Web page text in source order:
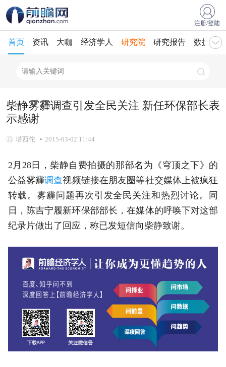
注册/登陆
首页 资讯 大咖 经济学人 研究院 研究报告 数据库
柴静雾霾调查引发全民关注 新任环保部长表
示感谢
塔西佗 2015-03-02 11:44
2月28日，柴静自费拍摄的那部名为《穹顶之下》的
公益雾霾调查视频链接在朋友圈等社交媒体上被疯狂
转载。雾霾问题再次引发全民关注和热烈讨论。同
日，陈吉宁履新环保部部长，在媒体的呼唤下对这部
纪录片做出了回应，称已发短信向柴静致谢。